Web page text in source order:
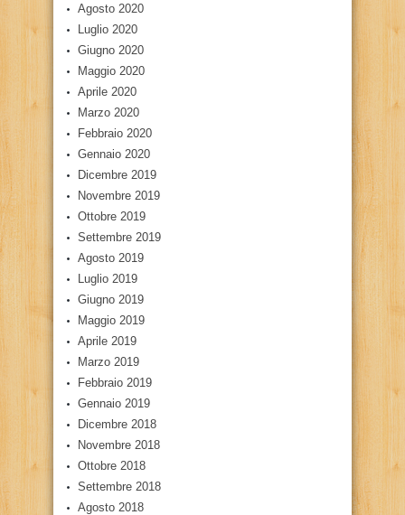
Agosto 2020
Luglio 2020
Giugno 2020
Maggio 2020
Aprile 2020
Marzo 2020
Febbraio 2020
Gennaio 2020
Dicembre 2019
Novembre 2019
Ottobre 2019
Settembre 2019
Agosto 2019
Luglio 2019
Giugno 2019
Maggio 2019
Aprile 2019
Marzo 2019
Febbraio 2019
Gennaio 2019
Dicembre 2018
Novembre 2018
Ottobre 2018
Settembre 2018
Agosto 2018